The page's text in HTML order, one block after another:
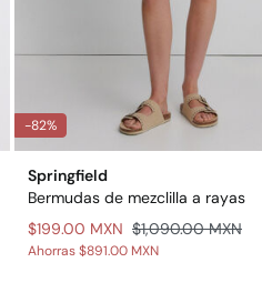
-82%
Springfield
Bermudas de mezclilla a rayas
$199.00 MXN $1,090.00 MXN
Ahorras$891.00 MXN